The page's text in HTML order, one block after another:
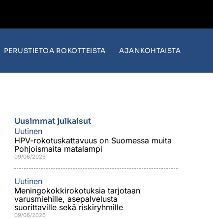
PERUSTIETOA ROKOTTEISTA AJANKOHTAISTA
Uusimmat julkaisut
Uutinen
HPV-rokotuskattavuus on Suomessa muita
Pohjoismaita matalampi
09/06/2026
Uutinen
Meningokokkirokotuksia tarjotaan
varusmiehille, asepalvelusta
suorittaville sekä riskiryhmille
09/06/2026